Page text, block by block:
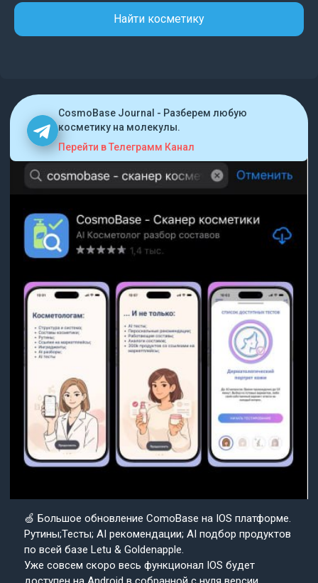
Найти косметику
CosmoBase Journal - Разберем любую
косметику на молекулы.
Перейти в Телеграмм Канал
🍏 Большое обновление ComoBase на IOS платформе.
Рутины;Тесты; AI рекомендации; AI подбор продуктов
по всей базе Letu & Goldenapple.
Уже совсем скоро весь функционал IOS будет